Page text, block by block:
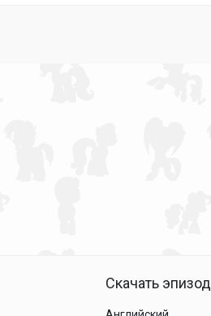
Скачать эпизод